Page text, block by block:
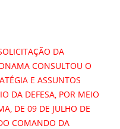
DA
CONSULTOU O
E ASSUNTOS
DA DEFESA, POR MEIO
DE 09 DE JULHO DE
COMANDO DA